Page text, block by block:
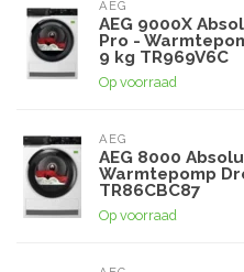
AEG
AEG 9000X
Pro -
9 kg TR969V6C
Op voorraad
AEG
AEG 8000
Warmtepomp
TR86CBC87
Op voorraad